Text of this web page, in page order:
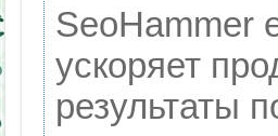
SeoHammer
ускоряет
результаты